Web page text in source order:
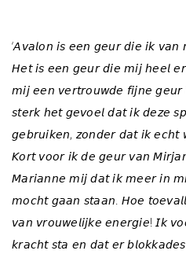
‘𝘈𝘷𝘢𝘭𝘰𝘯 𝘪𝘴 𝘦𝘦𝘯 𝘨𝘦𝘶𝘳 𝘥𝘪𝘦 𝘪𝘬 𝘷𝘢𝘯
𝘏𝘦𝘵 𝘪𝘴 𝘦𝘦𝘯 𝘨𝘦𝘶𝘳 𝘥𝘪𝘦 𝘮𝘪𝘫 𝘩𝘦𝘦𝘭
𝘮𝘪𝘫 𝘦𝘦𝘯 𝘷𝘦𝘳𝘵𝘳𝘰𝘶𝘸𝘥𝘦 𝘧𝘪𝘫𝘯𝘦
𝘴𝘵𝘦𝘳𝘬 𝘩𝘦𝘵 𝘨𝘦𝘷𝘰𝘦𝘭 𝘥𝘢𝘵 𝘪𝘬 𝘥𝘦𝘻𝘦
𝘨𝘦𝘣𝘳𝘶𝘪𝘬𝘦𝘯, 𝘻𝘰𝘯𝘥𝘦𝘳 𝘥𝘢𝘵 𝘪𝘬
𝘒𝘰𝘳𝘵 𝘷𝘰𝘰𝘳 𝘪𝘬 𝘥𝘦 𝘨𝘦𝘶𝘳 𝘷𝘢𝘯
𝘔𝘢𝘳𝘪𝘢𝘯𝘯𝘦 𝘮𝘪𝘫 𝘥𝘢𝘵 𝘪𝘬 𝘮𝘦𝘦𝘳 𝘪𝘯
𝘮𝘰𝘤𝘩𝘵 𝘨𝘢𝘢𝘯 𝘴𝘵𝘢𝘢𝘯. 𝘏𝘰𝘦
𝘷𝘢𝘯 𝘷𝘳𝘰𝘶𝘸𝘦𝘭𝘪𝘫𝘬𝘦 𝘦𝘯𝘦𝘳𝘨𝘪𝘦! 𝘐𝘬
𝘬𝘳𝘢𝘤𝘩𝘵 𝘴𝘵𝘢 𝘦𝘯 𝘥𝘢𝘵 𝘦𝘳